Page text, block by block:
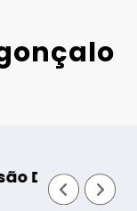
sorteado
–